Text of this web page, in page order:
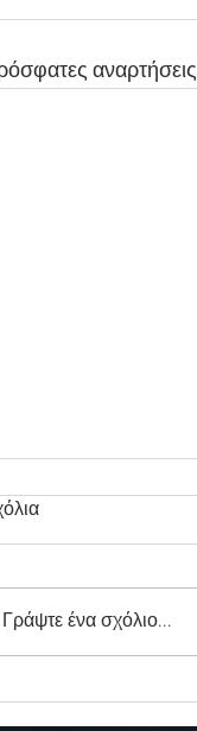
αναρτήσεις
Γράψτε ένα σχόλιο...